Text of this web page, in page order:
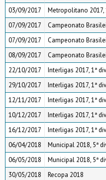
03/09/2017
Metropolitano 2017,
07/09/2017
Campeonato
07/09/2017
Campeonato
08/09/2017
Campeonato
22/10/2017
Interligas 2017, 1ª
29/10/2017
Interligas 2017, 1ª
12/11/2017
Interligas 2017, 1ª
10/12/2017
Interligas 2017, 1ª
16/12/2017
Interligas 2017, 1ª
06/04/2018
Municipal 2018, 5ª
06/05/2018
Municipal 2018, 5ª
30/05/2018
Recopa 2018